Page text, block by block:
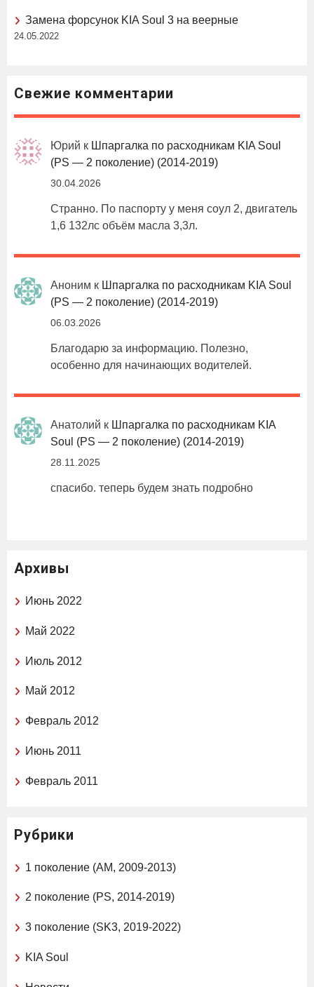
Замена форсунок KIA Soul 3 на веерные
24.05.2022
Свежие комментарии
Юрий к Шпаргалка по расходникам KIA Soul
(PS — 2 поколение) (2014-2019)
30.04.2026
Странно. По паспорту у меня соул 2, двигатель
1,6 132лс объём масла 3,3л.
Аноним к Шпаргалка по расходникам KIA Soul
(PS — 2 поколение) (2014-2019)
06.03.2026
Благодарю за информацию. Полезно,
особенно для начинающих водителей.
Анатолий к Шпаргалка по расходникам KIA
Soul (PS — 2 поколение) (2014-2019)
28.11.2025
спасибо. теперь будем знать подробно
Архивы
Июнь 2022
Май 2022
Июль 2012
Май 2012
Февраль 2012
Июнь 2011
Февраль 2011
Рубрики
1 поколение (AM, 2009-2013)
2 поколение (PS, 2014-2019)
3 поколение (SK3, 2019-2022)
KIA Soul